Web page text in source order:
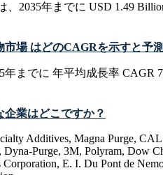
、2035年までに USD 1.49
市場 はどのCAGRを示すと予
年までに 年平均成長率 CAGR
業はどこですか？
Additives, Magna Purge,
Purge, 3M, Polyram, Dow
Corporation, E. I. Du Pont de